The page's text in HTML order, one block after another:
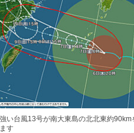
い台風13号が南大東島の北北東約90km
す